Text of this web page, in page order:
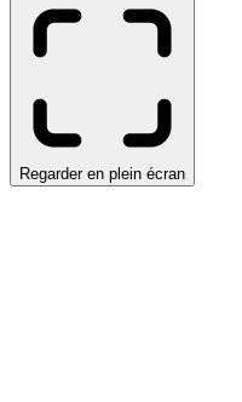
Regarder en plein écran